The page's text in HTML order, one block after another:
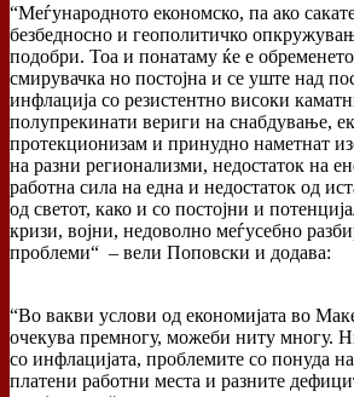
“Меѓународното економско, па ако
безбедносно и геополитичко
подобри. Тоа и понатаму ќе е
смирувачка но постојна и се уште над
инфлација со резистентно високи
полупрекинати вериги на снабдување,
протекционизам и принудно наметнат
на разни регионализми, недостаток на
работна сила на една и недостаток од
од светот, како и со постојни и
кризи, војни, недоволно меѓусебно
проблеми“ – вели Поповски и додава:
“Во вакви услови од економијата во
очекува премногу, можеби ниту многу.
со инфлацијата, проблемите со понуда
платени работни места и разните